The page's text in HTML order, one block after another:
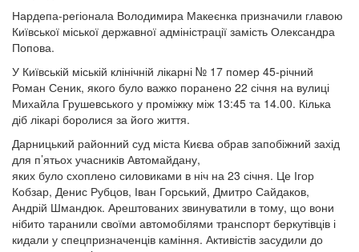
Нардепа-регіонала Володимира Макеєнка призначили главою
Київської міської державної адміністрації замість Олександра
Попова.
У Київській міській клінічній лікарні № 17 помер 45-річний
Роман Сеник, якого було важко поранено 22 січня на вулиці
Михайла Грушевського у проміжку між 13:45 та 14.00. Кілька
діб лікарі боролися за його життя.
Дарницький районний суд міста Києва обрав запобіжний захід
для п’ятьох учасників Автомайдану,
яких було схоплено силовиками в ніч на 23 січня. Це Ігор
Кобзар, Денис Рубцов, Іван Горський, Дмитро Сайдаков,
Андрій Шмандюк. Арештованих звинуватили в тому, що вони
нібито таранили своїми автомобілями транспорт беркутівців і
кидали у спецпризначенців каміння. Активістів засудили до